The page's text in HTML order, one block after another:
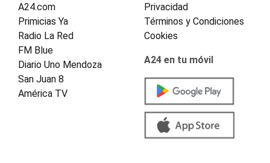
A24.com
Primicias Ya
Radio La Red
FM Blue
Diario Uno Mendoza
San Juan 8
América TV
Privacidad
Términos y Condiciones
Cookies
A24 en tu móvil